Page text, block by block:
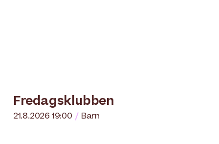
Fredagsklubben
21.8.2026 19:00 Barn